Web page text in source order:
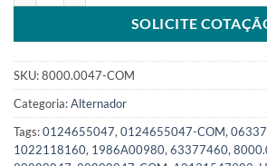
SOLICITE
SKU:8000.0047-COM
Categoria:Alternador
Tags:0124655047, 0124655047-COM,
1022118160, 1986A00980, 63377460,